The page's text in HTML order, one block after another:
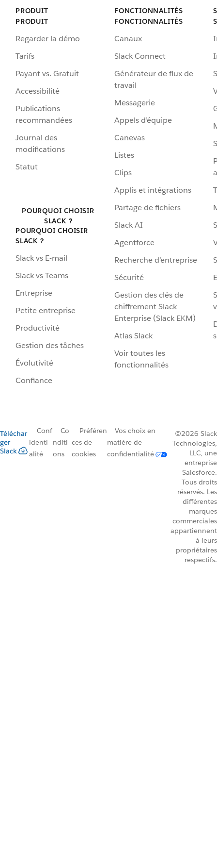
PRODUIT
PRODUIT
Regarder la démo
Tarifs
Payant vs. Gratuit
Accessibilité
Publications
recommandées
Journal des
modifications
Statut
POURQUOI CHOISIR
SLACK ?
POURQUOI CHOISIR
SLACK ?
Slack vs E-mail
Slack vs Teams
Entreprise
Petite entreprise
Productivité
Gestion des tâches
Évolutivité
Confiance
FONCTIONNALITÉS
FONCTIONNALITÉS
Canaux
Slack Connect
Générateur de flux de
travail
Messagerie
Appels d’équipe
Canevas
Listes
Clips
Applis et intégrations
Partage de fichiers
Slack AI
Agentforce
Recherche d’entreprise
Sécurité
Gestion des clés de
chiffrement Slack
Enterprise (Slack EKM)
Atlas Slack
Voir toutes les
fonctionnalités
Téléchar
ger
Slack
Conf
identi
alité
Co
nditi
ons
Préféren
ces de
cookies
Vos choix en
matière de
confidentialité
©2026 Slack
Technologies,
LLC, une
entreprise
Salesforce.
Tous droits
réservés. Les
différentes
marques
commerciales
appartiennent
à leurs
propriétaires
respectifs.